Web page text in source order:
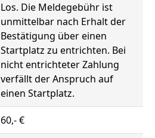
Los. Die Meldegebühr ist
unmittelbar nach Erhalt der
Bestätigung über einen
Startplatz zu entrichten. Bei
nicht entrichteter Zahlung
verfällt der Anspruch auf
einen Startplatz.
60,- €